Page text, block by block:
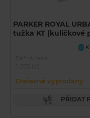
PARKER ROYAL
tužka KT (kuličkové
U
Dočasně vyprodaný
PŘIDAT